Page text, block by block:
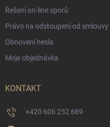
Řešení on-line sporů
Právo na odstoupení od smlouvy
Obnovení hesla
Moje objednávka
KONTAKT
+420 606 252 689